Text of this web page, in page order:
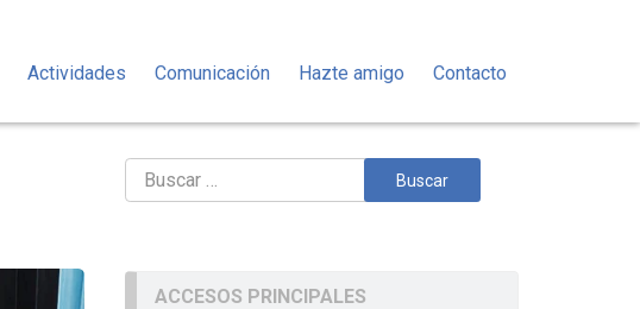
Actividades Comunicación Hazte amigo Contacto
Buscar:
ACCESOS PRINCIPALES